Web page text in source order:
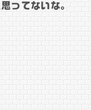
ってないな。